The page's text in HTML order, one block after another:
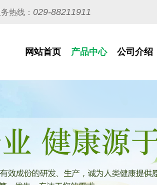
务热线：029-88211911
网站首页 产品中心 公司介绍